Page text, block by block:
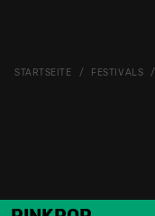
STARTSEITE FESTIVALS